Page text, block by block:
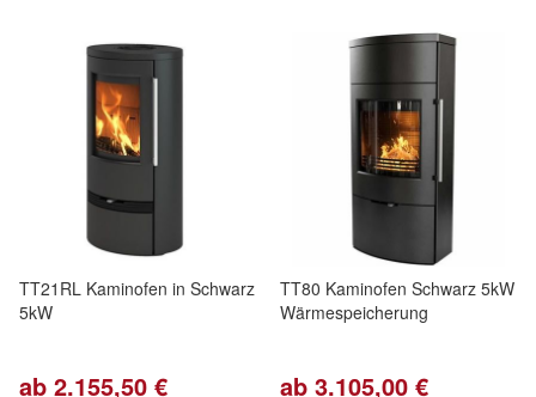
TT21RL Kaminofen in Schwarz
5kW
ab 2.155,50 €
TT80 Kaminofen Schwarz 5kW
Wärmespeicherung
ab 3.105,00 €